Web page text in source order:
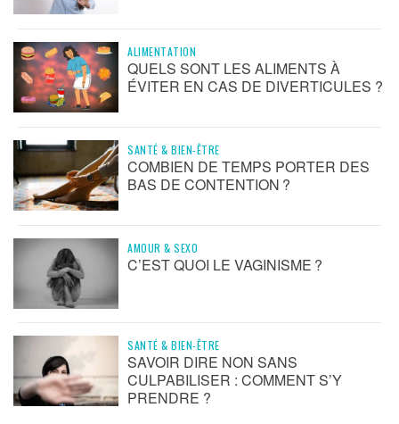
ALIMENTATION
QUELS SONT LES ALIMENTS À
ÉVITER EN CAS DE DIVERTICULES ?
SANTÉ & BIEN-ÊTRE
COMBIEN DE TEMPS PORTER DES
BAS DE CONTENTION ?
AMOUR & SEXO
C’EST QUOI LE VAGINISME ?
SANTÉ & BIEN-ÊTRE
SAVOIR DIRE NON SANS
CULPABILISER : COMMENT S’Y
PRENDRE ?